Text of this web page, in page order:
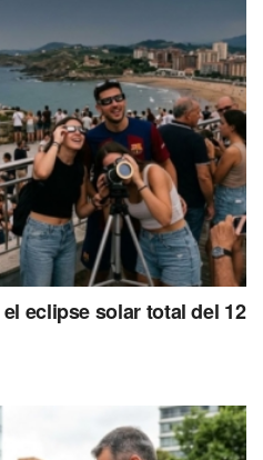
eclipse solar total del 12